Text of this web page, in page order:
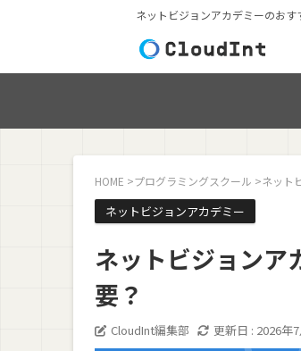
ネットビジョンアカデミーのおす
HOME >プログラミングスクール >ネット
ネットビジョンアカデミー
ネットビジョンア
要？
CloudInt編集部 更新日 : 2026年